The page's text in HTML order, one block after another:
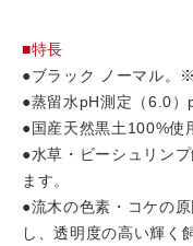
■特長
●ブラック ノーマル。
●蒸留水pH測定（6.0
●国産天然黒土100%使
●水草・ビーシュリン
ます。
●流木の色素・コケの
し、透明度の高い輝く